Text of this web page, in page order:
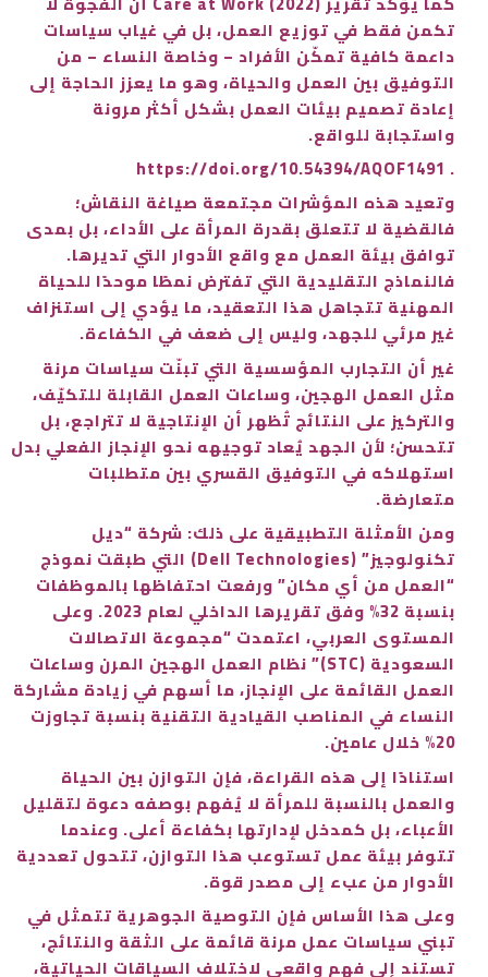
تكمن فقط في توزيع العمل، بل في غياب سياسات
داعمة كافية تمكّن الأفراد – وخاصة النساء – من
التوفيق بين العمل والحياة، وهو ما يعزز الحاجة إلى
إعادة تصميم بيئات العمل بشكل أكثر مرونة
واستجابة للواقع.
. https://doi.org/10.54394/AQOF1491
وتعيد هذه المؤشرات مجتمعة صياغة النقاش؛
فالقضية لا تتعلق بقدرة المرأة على الأداء، بل بمدى
توافق بيئة العمل مع واقع الأدوار التي تديرها.
فالنماذج التقليدية التي تفترض نمطًا موحدًا للحياة
المهنية تتجاهل هذا التعقيد، ما يؤدي إلى استنزاف
غير مرئي للجهد، وليس إلى ضعف في الكفاءة.
غير أن التجارب المؤسسية التي تبنّت سياسات مرنة
مثل العمل الهجين، وساعات العمل القابلة للتكيّف،
والتركيز على النتائج تُظهر أن الإنتاجية لا تتراجع، بل
تتحسن؛ لأن الجهد يُعاد توجيهه نحو الإنجاز الفعلي بدل
استهلاكه في التوفيق القسري بين متطلبات
متعارضة.
ومن الأمثلة التطبيقية على ذلك: شركة “ديل
تكنولوجيز” (Dell Technologies) التي طبقت نموذج
“العمل من أي مكان” ورفعت احتفاظها بالموظفات
بنسبة 32% وفق تقريرها الداخلي لعام 2023. وعلى
المستوى العربي، اعتمدت “مجموعة الاتصالات
السعودية (STC)” نظام العمل الهجين المرن وساعات
العمل القائمة على الإنجاز، ما أسهم في زيادة مشاركة
النساء في المناصب القيادية التقنية بنسبة تجاوزت
20% خلال عامين.
استنادًا إلى هذه القراءة، فإن التوازن بين الحياة
والعمل بالنسبة للمرأة لا يُفهم بوصفه دعوة لتقليل
الأعباء، بل كمدخل لإدارتها بكفاءة أعلى. وعندما
تتوفر بيئة عمل تستوعب هذا التوازن، تتحول تعددية
الأدوار من عبء إلى مصدر قوة.
وعلى هذا الأساس فإن التوصية الجوهرية تتمثل في
تبني سياسات عمل مرنة قائمة على الثقة والنتائج،
تستند إلى فهم واقعي لاختلاف السياقات الحياتية،